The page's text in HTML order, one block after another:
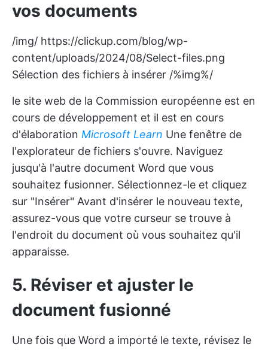
vos documents
/img/ https://clickup.com/blog/wp-
content/uploads/2024/08/Select-files.png
Sélection des fichiers à insérer /%img%/
le site web de la Commission européenne est en
cours de développement et il est en cours
d'élaboration Microsoft Learn Une fenêtre de
l'explorateur de fichiers s'ouvre. Naviguez
jusqu'à l'autre document Word que vous
souhaitez fusionner. Sélectionnez-le et cliquez
sur "Insérer" Avant d'insérer le nouveau texte,
assurez-vous que votre curseur se trouve à
l'endroit du document où vous souhaitez qu'il
apparaisse.
5. Réviser et ajuster le
document fusionné
Une fois que Word a importé le texte, révisez le